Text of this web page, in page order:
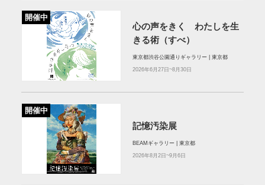
開催中
心の声をきく わたしを生
きる術（すべ）
東京都渋谷公園通りギャラリー | 東京都
2026年6月27日~8月30日
開催中
記憶汚染展
BEAMギャラリー | 東京都
2026年8月2日~9月6日